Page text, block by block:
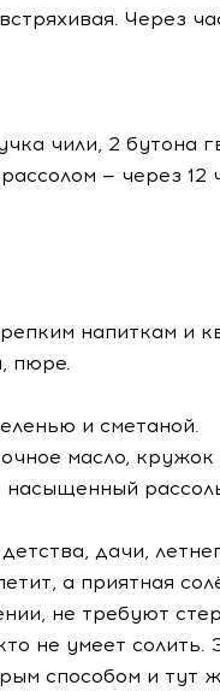
Через
чили, 2 бутона
— через 12
напиткам и
пюре.
и сметаной.
масло,
дачи,
а приятная
не требуют
не умеет солить.
способом и тут